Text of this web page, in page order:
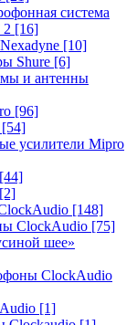
система
[16]
[10]
Shure [6]
и антенны
[96]
[54]
усилители Mipro
[44]
[2]
[148]
ClockAudio [75]
шее»
ClockAudio
[1]